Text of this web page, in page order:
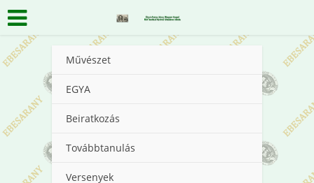
Művészet
EGYA
Beiratkozás
Továbbtanulás
Versenyek